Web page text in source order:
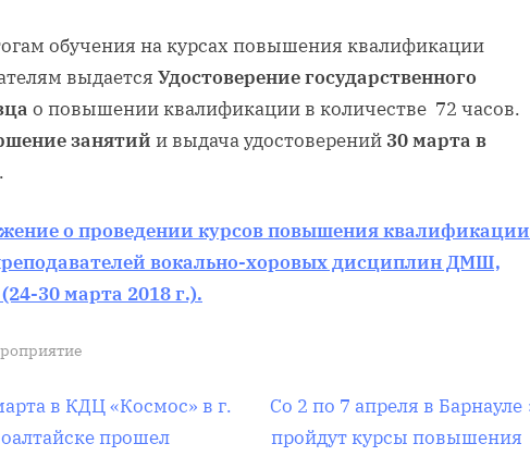
обучения на курсах повышения квалификации
выдается Удостоверениегосударственного
о повышении квалификации в количестве 72 часов.
занятий и выдача удостоверений 30 марта в
.
о проведении курсов повышения квалификации
вокально-хоровых дисциплин ДМШ,
30 марта 2018 г.).
в КДЦ «Космос» в г.
прошел
С
л
Со 2 по 7 апреля в Барнауле
пройдут курсы повышения